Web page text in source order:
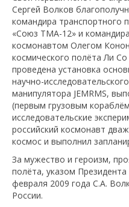
Сергей Волков
командира транспортного
«Союз ТМА-12» и
космонавтом Олегом
космического полёта Ли
проведена установка
научно-
манипулятора JEMRMS,
(первым грузовым
исследовательские
российский космонавт
космос и выполнил
За мужество и героизм,
полёта, указом
февраля 2009 года С.А.
России.